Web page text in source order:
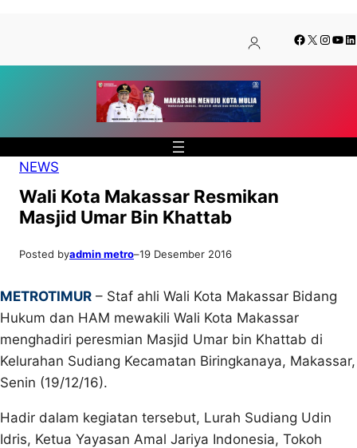
konten
content
Facebook
X
NEWS
Wali Kota Makassar Resmikan
Masjid Umar Bin Khattab
Posted byadmin metro–19 Desember 2016
METROTIMUR – Staf ahli Wali Kota Makassar Bidang
Hukum dan HAM mewakili Wali Kota Makassar
menghadiri peresmian Masjid Umar bin Khattab di
Kelurahan Sudiang Kecamatan Biringkanaya, Makassar,
Senin (19/12/16).
Hadir dalam kegiatan tersebut, Lurah Sudiang Udin
Idris, Ketua Yayasan Amal Jariya Indonesia, Tokoh